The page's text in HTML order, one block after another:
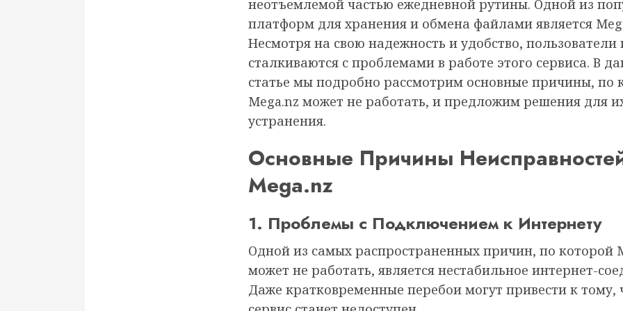
неотъемлемой частью ежедневной рутины. Одной из
платформ для хранения и обмена файлами является
Несмотря на свою надежность и удобство, пользователи
сталкиваются с проблемами в работе этого сервиса. В
статье мы подробно рассмотрим основные причины, по
Mega.nz может не работать, и предложим решения для
устранения.
Основные Причины
Mega.nz
1. Проблемы с Подключением к Интернету
Одной из самых распространенных причин, по которой
может не работать, является нестабильное интернет-
Даже кратковременные перебои могут привести к тому,